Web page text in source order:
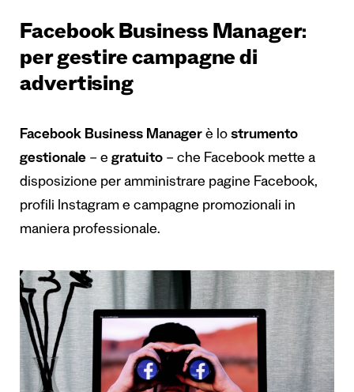
Facebook Business Manager:
per gestire campagne di
advertising
Facebook Business Manager è lo strumento
gestionale – e gratuito – che Facebook mette a
disposizione per amministrare pagine Facebook,
profili Instagram e campagne promozionali in
maniera professionale.